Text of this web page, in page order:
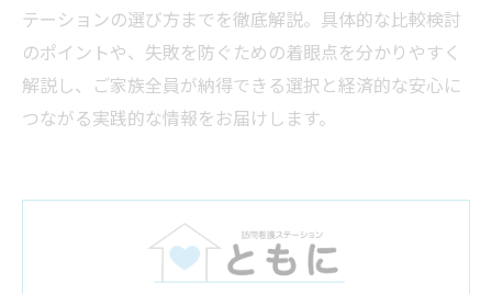
テーションの選び方までを徹底解説。具体的な比較検討
のポイントや、失敗を防ぐための着眼点を分かりやすく
解説し、ご家族全員が納得できる選択と経済的な安心に
つながる実践的な情報をお届けします。